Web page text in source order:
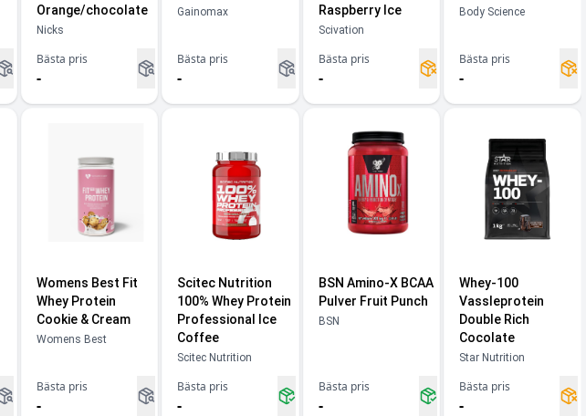
Orange/chocolate
Nicks
Bästa pris
-
Gainomax
Bästa pris
-
Raspberry Ice
Scivation
Bästa pris
-
Body Science
Bästa pris
-
Womens Best Fit
Whey Protein
Cookie & Cream
Womens Best
Bästa pris
-
Scitec Nutrition
100% Whey Protein
Professional Ice
Coffee
Scitec Nutrition
Bästa pris
-
BSN Amino-X BCAA
Pulver Fruit Punch
BSN
Bästa pris
-
Whey-100
Vassleprotein
Double Rich
Cocolate
Star Nutrition
Bästa pris
-